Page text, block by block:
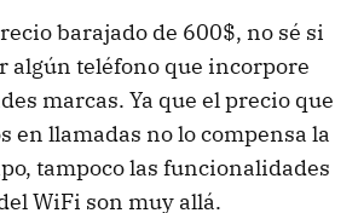
barajado de 600$, no sé si
algún teléfono que incorpore
marcas. Ya que el precio que
en llamadas no lo compensa la
tampoco las funcionalidades
WiFi son muy allá.